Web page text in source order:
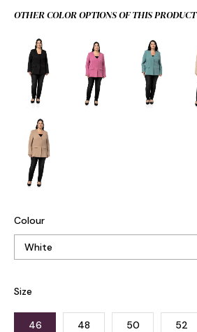
OTHER COLOR OPTIONS OF THIS PRODUCT
Colour
Size
46 48 50 52